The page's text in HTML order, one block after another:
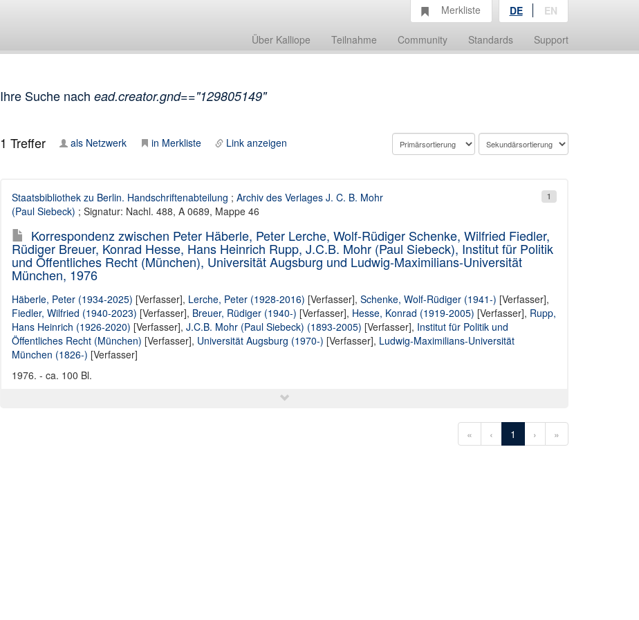
Über Kalliope Teilnahme Community Standards Support
Merkliste DE EN
Ihre Suche nach ead.creator.gnd=="129805149"
1 Treffer als Netzwerk in Merkliste Link anzeigen
1
Staatsbibliothek zu Berlin. Handschriftenabteilung ; Archiv des Verlages J. C. B. Mohr
(Paul Siebeck) ; Signatur: Nachl. 488, A 0689, Mappe 46
Korrespondenz zwischen Peter Häberle, Peter Lerche, Wolf-Rüdiger Schenke, Wilfried Fiedler,
Rüdiger Breuer, Konrad Hesse, Hans Heinrich Rupp, J.C.B. Mohr (Paul Siebeck), Institut für Politik
und Öffentliches Recht (München), Universität Augsburg und Ludwig-Maximilians-Universität
München, 1976
Häberle, Peter (1934-2025) [Verfasser], Lerche, Peter (1928-2016) [Verfasser], Schenke, Wolf-Rüdiger (1941-) [Verfasser],
Fiedler, Wilfried (1940-2023) [Verfasser], Breuer, Rüdiger (1940-) [Verfasser], Hesse, Konrad (1919-2005) [Verfasser], Rupp,
Hans Heinrich (1926-2020) [Verfasser], J.C.B. Mohr (Paul Siebeck) (1893-2005) [Verfasser], Institut für Politik und
Öffentliches Recht (München) [Verfasser], Universität Augsburg (1970-) [Verfasser], Ludwig-Maximilians-Universität
München (1826-) [Verfasser]
1976. - ca. 100 Bl.
« ‹ 1 › »